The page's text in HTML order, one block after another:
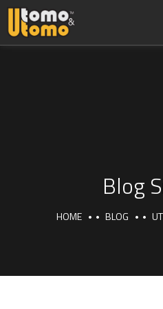
Blog
HOME BLOG